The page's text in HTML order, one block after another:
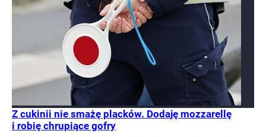
Z cukinii nie smażę placków. Dodaję mozzarellę
i robię chrupiące gofry